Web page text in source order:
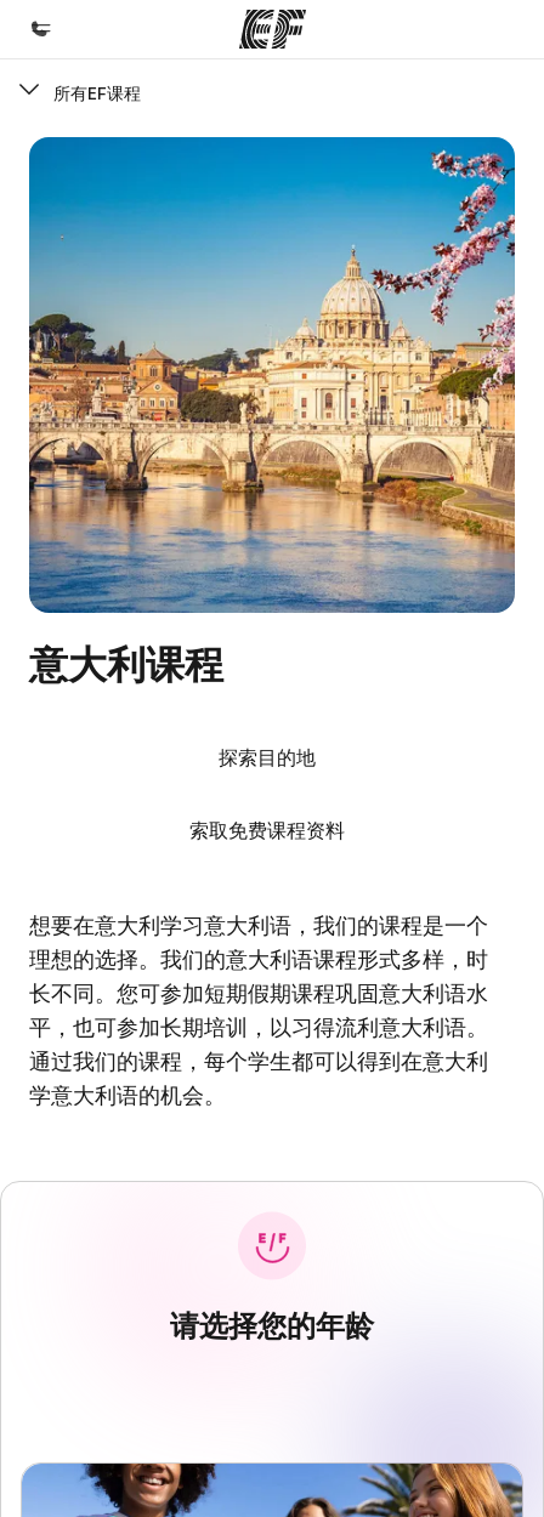
欢迎来到英孚教育
查看所有英孚提供的课程
查找您附近的办公室
关于我们
企业文化
职业发展
加入我们
所有EF课程
意大利课程
想要在意大利学习意大利语，我们的课程是一个
理想的选择。我们的意大利语课程形式多样，时
长不同。您可参加短期假期课程巩固意大利语水
平，也可参加长期培训，以习得流利意大利语。
通过我们的课程，每个学生都可以得到在意大利
学意大利语的机会。
探索目的地
索取免费课程资料
请选择您的年龄